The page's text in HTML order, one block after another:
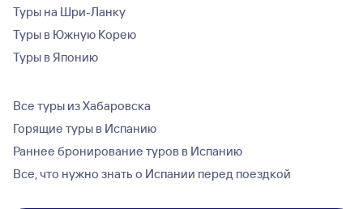
Туры на Шри-Ланку
Туры в Южную Корею
Туры в Японию
Все туры из Хабаровска
Горящие туры в Испанию
Раннее бронирование туров в Испанию
Все, что нужно знать о Испании перед поездкой